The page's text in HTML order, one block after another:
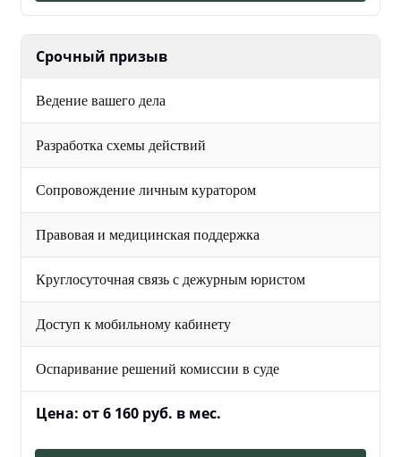
Срочный призыв
Ведение вашего дела
Разработка схемы действий
Сопровождение личным куратором
Правовая и медицинская поддержка
Круглосуточная связь с дежурным юристом
Доступ к мобильному кабинету
Оспаривание решений комиссии в суде
Цена: от 6 160 руб. в мес.